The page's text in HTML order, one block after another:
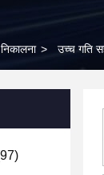
> उच्च गति